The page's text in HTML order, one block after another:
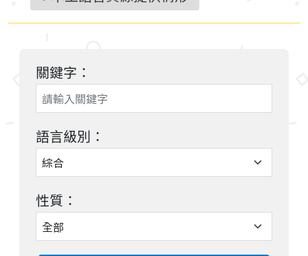
關鍵字：
語言級別：
性質：